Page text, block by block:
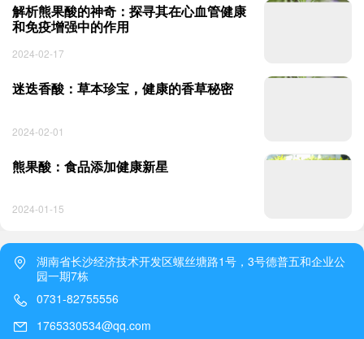
解析熊果酸的神奇：探寻其在心血管健康
和免疫增强中的作用
2024-02-17
迷迭香酸：草本珍宝，健康的香草秘密
2024-02-01
熊果酸：食品添加健康新星
2024-01-15
湖南省长沙经济技术开发区螺丝塘路1号，3号德普五和企业公
园一期7栋
0731-82755556
1765330534@qq.com